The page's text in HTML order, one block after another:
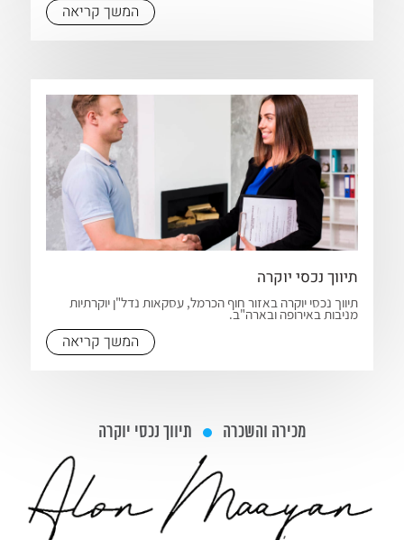
המשך קריאה
תיווך נכסי יוקרה
תיווך נכסי יוקרה באזור חוף הכרמל, עסקאות נדל"ן יוקרתיות
מניבות באירופה ובארה"ב.
המשך קריאה
מכירה והשכרה תיווך נכסי יוקרה